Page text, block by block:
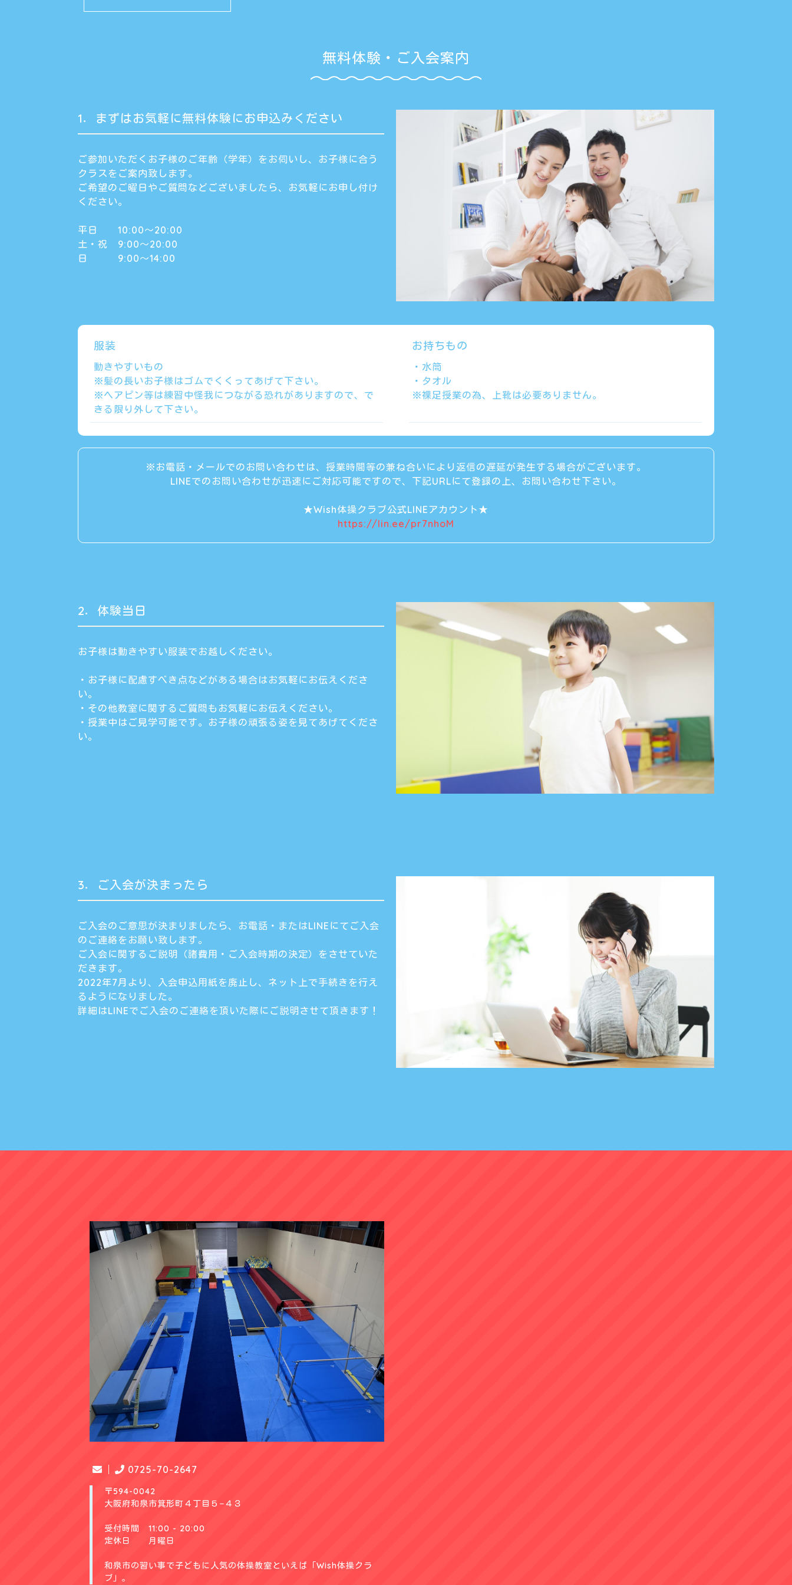
無料体験・ご入会案内
1．まずはお気軽に無料体験にお申込みください
ご参加いただくお子様のご年齢（学年）をお伺いし、お子様に合う
クラスをご案内致します。
ご希望のご曜日やご質問などございましたら、お気軽にお申し付け
ください。
平日 10:00～20:00
土・祝 9:00～20:00
日 9:00～14:00
服装
動きやすいもの
※髪の長いお子様はゴムでくくってあげて下さい。
※ヘアピン等は練習中怪我につながる恐れがありますので、で
きる限り外して下さい。
お持ちもの
・水筒
・タオル
※裸足授業の為、上靴は必要ありません。
※お電話・メールでのお問い合わせは、授業時間等の兼ね合いにより返信の遅延が発生する場合がございます。
LINEでのお問い合わせが迅速にご対応可能ですので、下記URLにて登録の上、お問い合わせ下さい。
★Wish体操クラブ公式LINEアカウント★
https://lin.ee/pr7nhoM
2．体験当日
お子様は動きやすい服装でお越しください。
・お子様に配慮すべき点などがある場合はお気軽にお伝えくださ
い。
・その他教室に関するご質問もお気軽にお伝えください。
・授業中はご見学可能です。お子様の頑張る姿を見てあげてくださ
い。
3．ご入会が決まったら
ご入会のご意思が決まりましたら、お電話・またはLINEにてご入会
のご連絡をお願い致します。
ご入会に関するご説明（諸費用・ご入会時期の決定）をさせていた
だきます。
2022年7月より、入会申込用紙を廃止し、ネット上で手続きを行え
るようになりました。
詳細はLINEでご入会のご連絡を頂いた際にご説明させて頂きます！
0725-70-2647
〒594-0042
大阪府和泉市箕形町４丁目５−４３
受付時間 11:00 - 20:00
定休日 月曜日
和泉市の習い事で子どもに人気の体操教室といえば「Wish体操クラ
ブ」。